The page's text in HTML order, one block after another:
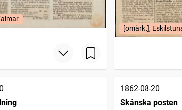
[omärkt],
1862-08-20
Skånska posten